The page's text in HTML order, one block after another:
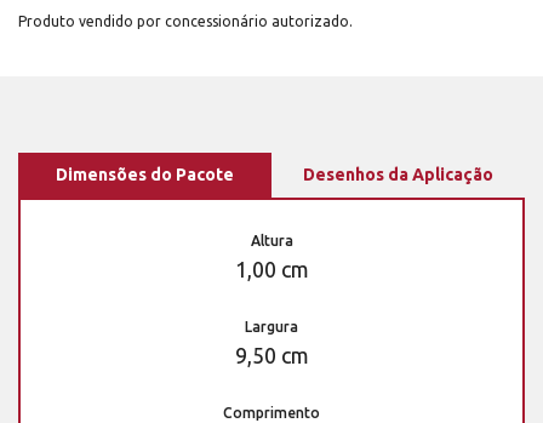
Produto vendido por concessionário autorizado.
Dimensões do Pacote Desenhos da Aplicação
Altura
1,00 cm
Largura
9,50 cm
Comprimento